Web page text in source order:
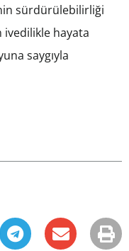
sürdürülebilirliği
ivedilikle hayata
saygıyla